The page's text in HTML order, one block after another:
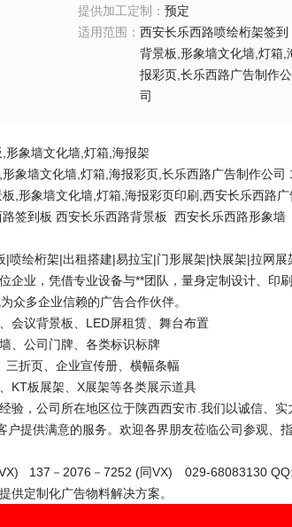
提供加工定制 ： 预定
适用范围 ： 西安长乐西路喷绘桁架签到
背景板,形象墙文化墙,灯箱,
报彩页,长乐西路广告制作公
司
形象墙文化墙,灯箱,海报架
象墙文化墙,灯箱,海报彩页,长乐西路广告制作公司
,形象墙文化墙,灯箱,海报彩页印刷,西安长乐西路
签到板 西安长乐西路背景板 西安长乐西路形象
喷绘桁架|出租搭建|易拉宝|门形展架|快展架|拉网
企业，凭借专业设备与**团队，量身定制设计、印
众多企业信赖的广告合作伙伴。
会议背景板、LED屏租赁、舞台布置
、公司门牌、各类标识标牌
折页、企业宣传册、横幅条幅
KT板展架、X展架等各类展示道具
验，公司所在地区位于陕西西安市.我们以诚信、
户提供满意的服务。欢迎各界朋友莅临公司参观、指
137－2076－7252 (同VX) 029-68083130
供定制化广告物料解决方案。